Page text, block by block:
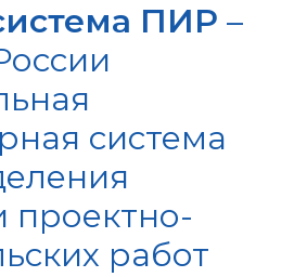
ПИР –
система
проектно-
работ